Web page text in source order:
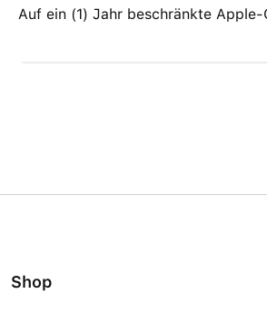
Auf ein (1) Jahr beschränkte
Shop